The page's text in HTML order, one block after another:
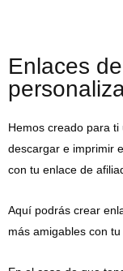
Enlaces
Hemos creado para
descargar e imprimir
con tu enlace de
Aquí podrás crear
más amigables con tu